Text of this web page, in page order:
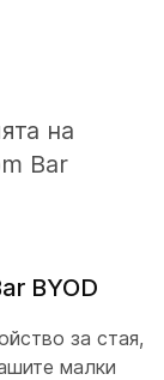
на
Bar
BYOD
за стая,
малки